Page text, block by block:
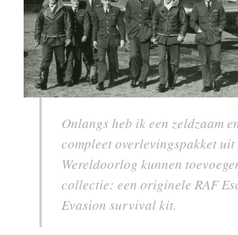
Onlangs heb ik een zeldzaam
compleet overlevingspakket uit
Wereldoorlog kunnen
collectie: een originele RAF
Evasion survival kit.